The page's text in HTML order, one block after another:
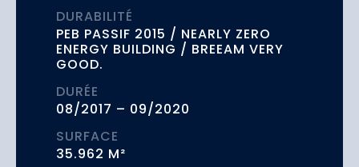
DURABILITÉ
PEB PASSIF 2015 / NEARLY ZERO
ENERGY BUILDING / BREEAM VERY
GOOD.
DURÉE
08/2017 – 09/2020
SURFACE
35.962 M²